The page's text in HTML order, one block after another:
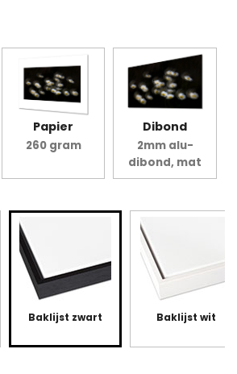
Papier
260 gram
Dibond
2mm alu-
dibond, mat
Baklijst zwart Baklijst wit